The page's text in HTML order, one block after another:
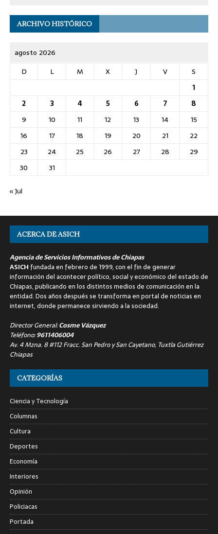
ARCHIVO HISTÓRICO
agosto 2026
D
L M X J V
S
1
2
3 4 5 6 7
8
9
10 11 12 13 14
15
16
17 18 19 20 21
22
23
24 25 26 27 28
29
30
31
« Jul
ACERCA DE ASICH
Agencia de Servicios Informativos de Chiapas
ASICH fundada en febrero de 1999, con el fin de generar
información del acontecer político, social y económico del estado de
Chiapas, publicando en los distintos medios de comunicación en la
entidad. Dos años después se transforma en portal de noticias en
internet, donde permanece sirviendo a la sociedad.
Director General:Cosme Vázquez
Teléfono:9611406004
Av. 4 Mzna. 8 #112 Fracc. San Pedro y San Cayetano, Tuxtla Gutiérrez
Chiapas
CATEGORÍAS
Ciencia y Tecnología
Columnas
Cultura
Deportes
Economía
Interiores
Opinión
Policiacas
Portada